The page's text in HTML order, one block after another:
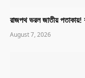
রাজপথ ভরল জাতীয় পতাকায়!
August 7, 2026